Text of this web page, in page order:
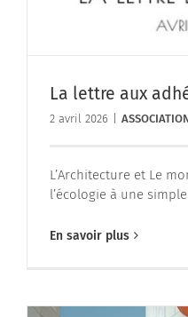
La lettre aux
2 avril 2026
L’Architecture et Le
l’écologie à une
En savoir plus